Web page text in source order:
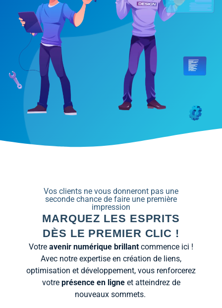
Vos clients ne vous donneront pas une
seconde chance de faire une première
impression
MARQUEZ LES ESPRITS
DÈS LE PREMIER CLIC !
Votre avenir numérique brillant commence ici !
Avec notre expertise en création de liens,
optimisation et développement, vous renforcerez
votre présence en ligneet atteindrez de
nouveaux sommets.